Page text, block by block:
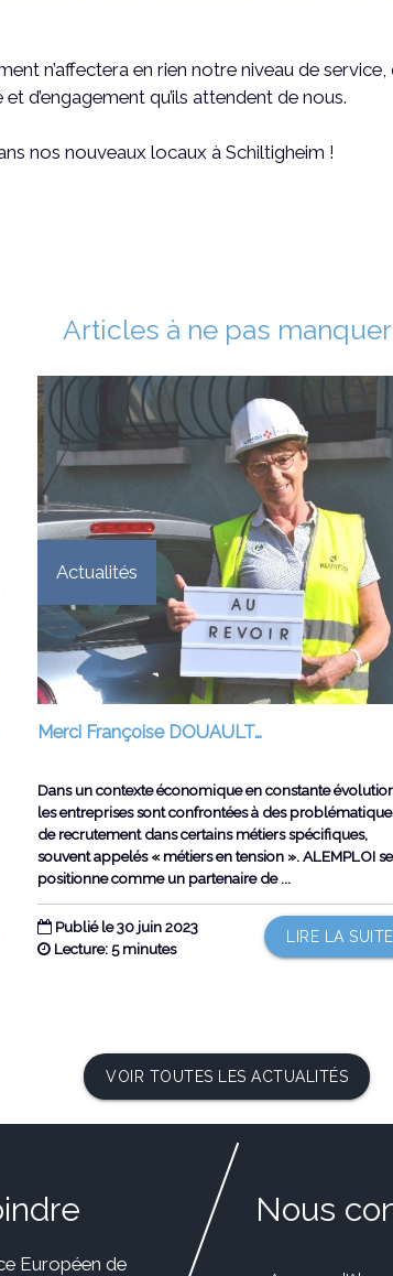
n’affectera en rien notre niveau de
d’engagement qu’ils attendent de nous.
nos nouveaux locaux à Schiltigheim !
Articles à ne pas manquer
Actualités
Merci Françoise DOUAULT…
Dans un contexte économique en constante
les entreprises sont confrontées à des
de recrutement dans certains métiers spécifiques,
souvent appelés « métiers en tension ». ALEMPLOI se
positionne comme un partenaire de ...
Publié le 30 juin 2023
LIRE LA SUITE
Lecture: 5 minutes
VOIR TOUTES LES ACTUALITÉS
Européen de
Nous